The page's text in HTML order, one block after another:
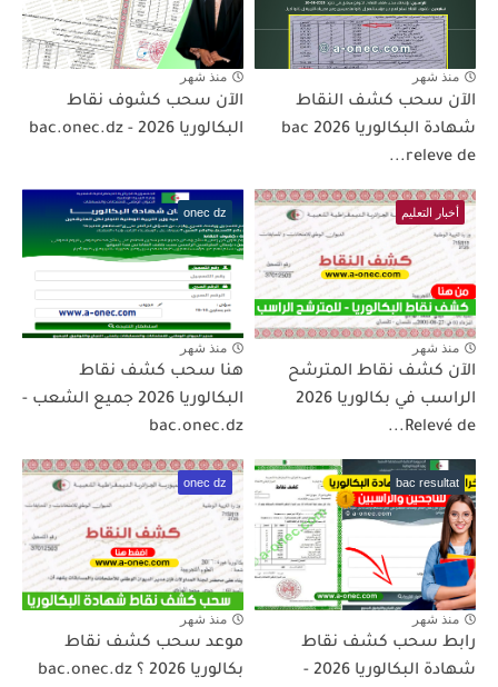
منذ شهر
الآن سحب كشف النقاط
شهادة البكالوريا 2026 bac
releve de...
منذ شهر
الآن سحب كشوف نقاط
البكالوريا 2026 - bac.onec.dz
أخبار التعليم
منذ شهر
الآن كشف نقاط المترشح
الراسب في بكالوريا 2026
Relevé de...
onec dz
منذ شهر
هنا سحب كشف نقاط
البكالوريا 2026 جميع الشعب -
bac.onec.dz
bac resultat
منذ شهر
رابط سحب كشف نقاط
شهادة البكالوريا 2026 -
onec dz
منذ شهر
موعد سحب كشف نقاط
بكالوريا 2026 ؟ bac.onec.dz